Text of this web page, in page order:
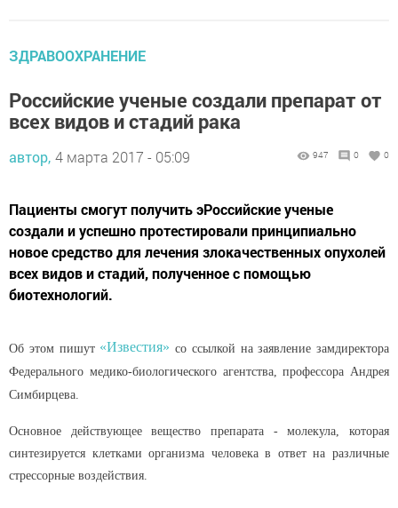
ЗДРАВООХРАНЕНИЕ
Российские ученые создали препарат от
всех видов и стадий рака
автор, 4 марта 2017 - 05:09 947 0 0
Пациенты смогут получить эРоссийские ученые
создали и успешно протестировали принципиально
новое средство для лечения злокачественных опухолей
всех видов и стадий, полученное с помощью
биотехнологий.
Об этом пишут «Известия» со ссылкой на заявление замдиректора
Федерального медико-биологического агентства, профессора Андрея
Симбирцева.
Основное действующее вещество препарата - молекула, которая
синтезируется клетками организма человека в ответ на различные
стрессорные воздействия.